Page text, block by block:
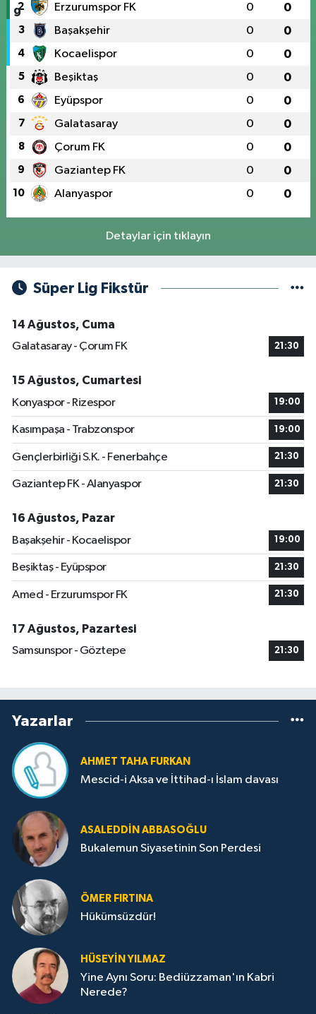
2 Erzurumspor FK 0 0
3 Başakşehir 0 0
4 Kocaelispor 0 0
5 Beşiktaş 0 0
6 Eyüpspor 0 0
7 Galatasaray 0 0
8 Çorum FK 0 0
9 Gaziantep FK 0 0
10 Alanyaspor 0 0
Detaylar için tıklayın
Süper Lig Fikstür
14 Ağustos, Cuma
Galatasaray - Çorum FK
21:30
15 Ağustos, Cumartesi
Konyaspor - Rizespor
19:00
Kasımpaşa - Trabzonspor 19:00
Gençlerbirliği S.K. - Fenerbahçe 21:30
Gaziantep FK - Alanyaspor 21:30
16 Ağustos, Pazar
Başakşehir - Kocaelispor
19:00
Beşiktaş - Eyüpspor 21:30
Amed - Erzurumspor FK 21:30
17 Ağustos, Pazartesi
Samsunspor - Göztepe
21:30
Yazarlar
AHMET TAHA FURKAN
Mescid-i Aksa ve İttihad-ı İslam davası
ASALEDDIN ABBASOĞLU
Bukalemun Siyasetinin Son Perdesi
ÖMER FIRTINA
Hükümsüzdür!
HÜSEYIN YILMAZ
Yine Aynı Soru: Bediüzzaman'ın Kabri
Nerede?